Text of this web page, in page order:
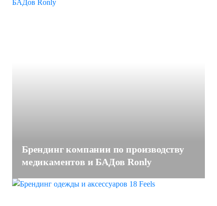
Брендинг компании по производству
медикаментов и БАДов Ronly